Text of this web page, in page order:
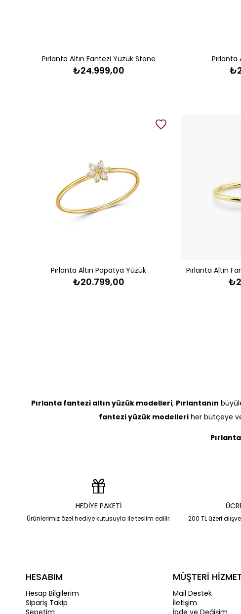
Pırlanta Altın Fantezi Yüzük Stone
₺24.999,00
Pırlanta
Pırlanta Altın Papatya Yüzük
₺20.799,00
Pırlanta fantezi altın yüzük modelleri, Pırlantanın
fantezi yüzük modelleri her bütçeye
HEDİYE PAKETİ
Ürünlerimiz özel hediye kutusuyla ile teslim edilir. 200 TL üzeri
HESABIM
Hesap Bilgilerim
Sipariş Takip
Sepetim
MÜŞTERİ
Mail Destek
İletişim
İade ve Değişim